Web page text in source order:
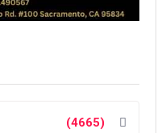
(4665)